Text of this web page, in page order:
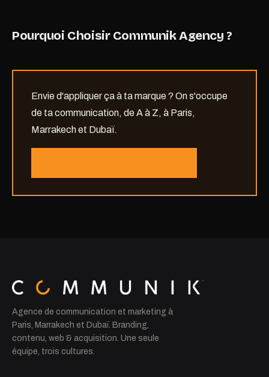
Pourquoi Choisir Communik Agency ?
Envie d'appliquer ça à ta marque ? On s'occupe
de ta communication, de A à Z, à Paris,
Marrakech et Dubaï.
Agence de communication et marketing à
Paris, Marrakech et Dubaï. Branding,
contenu, web & acquisition. Une seule
équipe, trois cultures.